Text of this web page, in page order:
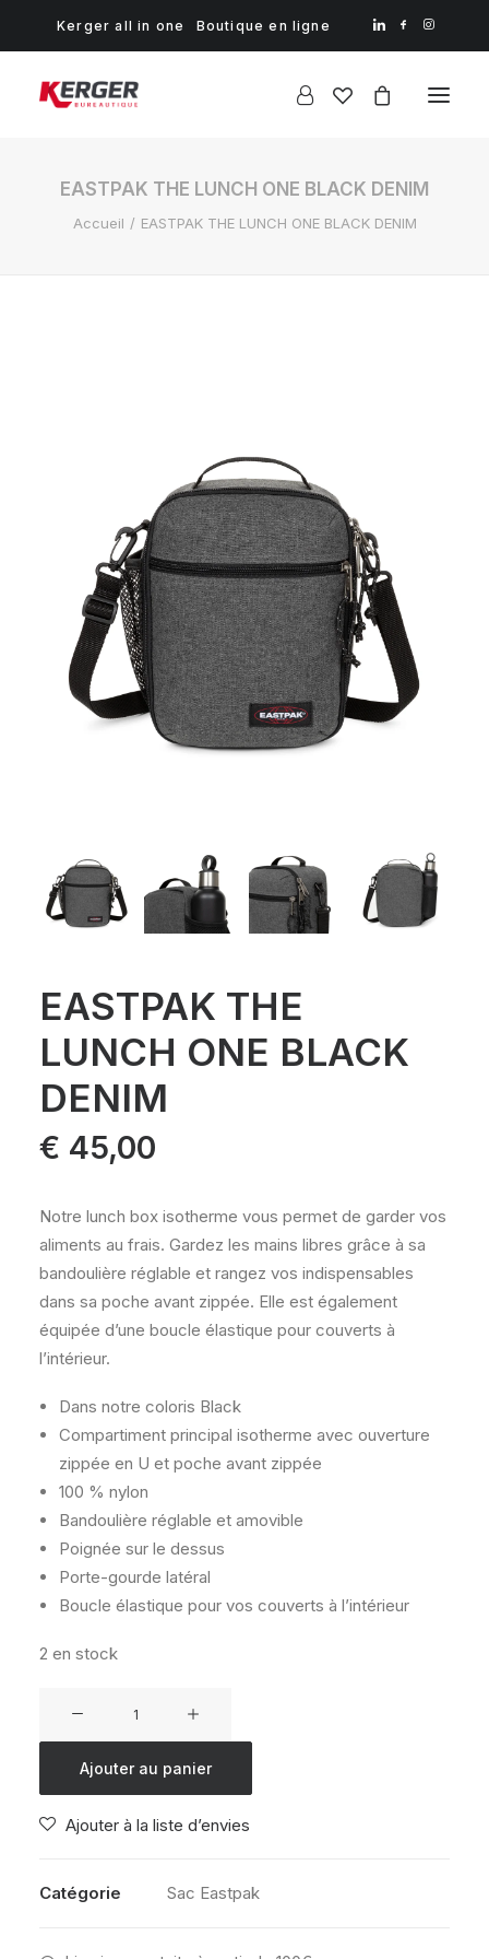
Kerger all in one Boutique en ligne
EASTPAK THE LUNCH ONE BLACK DENIM
Accueil EASTPAK THE LUNCH ONE BLACK DENIM
EASTPAK THE
LUNCH ONE BLACK
DENIM
€ 45,00
Notre lunch box isotherme vous permet de garder vos
aliments au frais. Gardez les mains libres grâce à sa
bandoulière réglable et rangez vos indispensables
dans sa poche avant zippée. Elle est également
équipée d’une boucle élastique pour couverts à
l’intérieur.
Dans notre coloris Black
Compartiment principal isotherme avec ouverture
zippée en U et poche avant zippée
100 % nylon
Bandoulière réglable et amovible
Poignée sur le dessus
Porte-gourde latéral
Boucle élastique pour vos couverts à l’intérieur
2 en stock
ONE
DENIM
Ajouter au panier
Ajouter à la liste d’envies
Catégorie Sac Eastpak